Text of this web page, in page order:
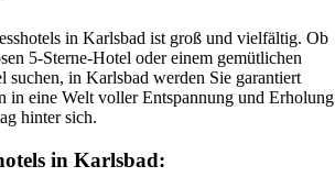
in Karlsbad ist groß und vielfältig. Ob
5-Sterne-Hotel oder einem gemütlichen
suchen, in Karlsbad werden Sie garantiert
in eine Welt voller Entspannung und Erholung
hinter sich.
in Karlsbad: